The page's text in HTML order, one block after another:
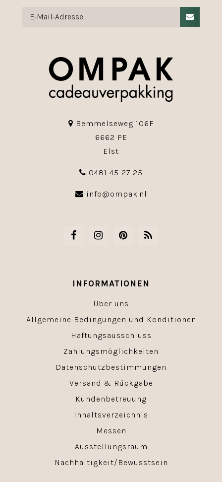
Bemmelseweg 106F
6662 PE
Elst
0481 45 27 25
info@ompak.nl
INFORMATIONEN
Über uns
Allgemeine Bedingungen und Konditionen
Haftungsausschluss
Zahlungsmöglichkeiten
Datenschutzbestimmungen
Versand & Rückgabe
Kundenbetreuung
Inhaltsverzeichnis
Messen
Ausstellungsraum
Nachhaltigkeit/Bewusstsein